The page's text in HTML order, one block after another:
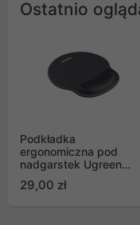
Ostatnio
Podkładka
ergonomiczna pod
nadgarstek Ugreen
(25245)
29,00 zł